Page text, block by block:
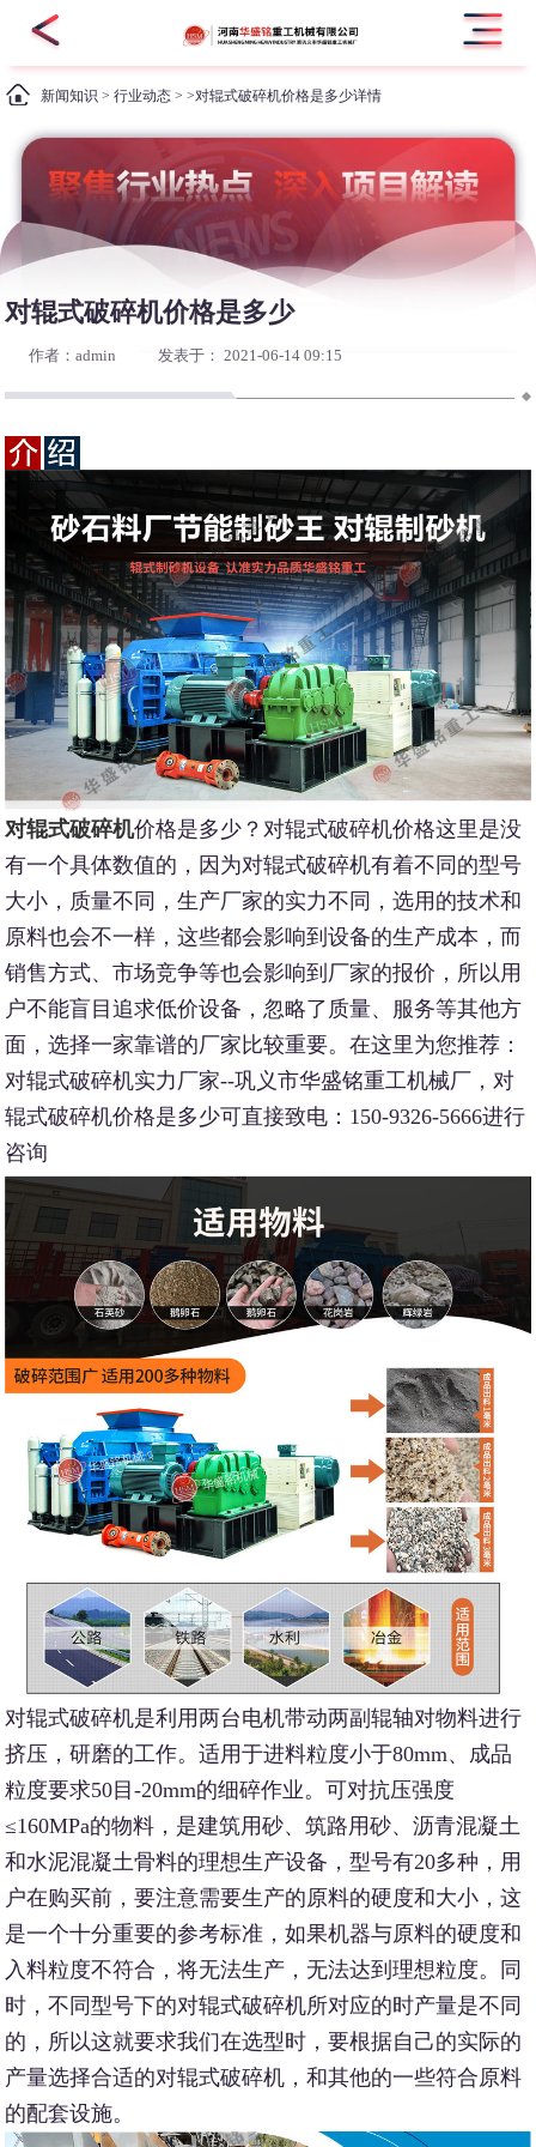
新闻知识 >行业动态 > >对辊式破碎机价格是多少详情
对辊式破碎机价格是多少
作者：admin 发表于： 2021-06-14 09:15
对辊式破碎机价格是多少？对辊式破碎机价格这里是没
有一个具体数值的，因为对辊式破碎机有着不同的型号
大小，质量不同，生产厂家的实力不同，选用的技术和
原料也会不一样，这些都会影响到设备的生产成本，而
销售方式、市场竞争等也会影响到厂家的报价，所以用
户不能盲目追求低价设备，忽略了质量、服务等其他方
面，选择一家靠谱的厂家比较重要。在这里为您推荐：
对辊式破碎机实力厂家--巩义市华盛铭重工机械厂，对
辊式破碎机价格是多少可直接致电：150-9326-5666进行
咨询
对辊式破碎机是利用两台电机带动两副辊轴对物料进行
挤压，研磨的工作。适用于进料粒度小于80mm、成品
粒度要求50目-20mm的细碎作业。可对抗压强度
≤160MPa的物料，是建筑用砂、筑路用砂、沥青混凝土
和水泥混凝土骨料的理想生产设备，型号有20多种，用
户在购买前，要注意需要生产的原料的硬度和大小，这
是一个十分重要的参考标准，如果机器与原料的硬度和
入料粒度不符合，将无法生产，无法达到理想粒度。同
时，不同型号下的对辊式破碎机所对应的时产量是不同
的，所以这就要求我们在选型时，要根据自己的实际的
产量选择合适的对辊式破碎机，和其他的一些符合原料
的配套设施。